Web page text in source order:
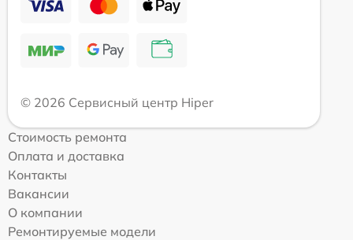
© 2026 Сервисный центр Hiper
Стоимость ремонта
Оплата и доставка
Контакты
Вакансии
О компании
Ремонтируемые модели